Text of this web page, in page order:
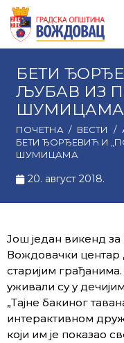
БЕТИ
ЉУБАВ ИЗ
ШУМИЦАМА
ПОЧЕТНА / ВЕСТИ /
БЕТИ ЂОРЂЕВИЋ И
ШУМИЦАМА
20. август 2018.
Још један викенд
Вождовачки центар
старијим
уживали су у
„Тајне бакиног
интерактивном
који им је показао